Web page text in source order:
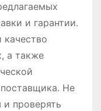
и гарантии․
а также
Не
и проверять